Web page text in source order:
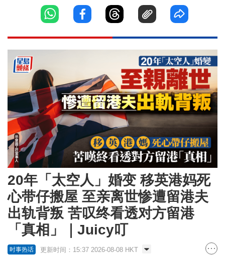
20年「太空人」婚变 移英港妈死
心带仔搬屋 至亲离世惨遭留港夫
出轨背叛 苦叹终看透对方留港
「真相」｜Juicy叮
时事热话 更新时间：15:37 2026-08-08 HKT